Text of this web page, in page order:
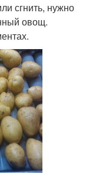
сгнить, нужно
овощ.